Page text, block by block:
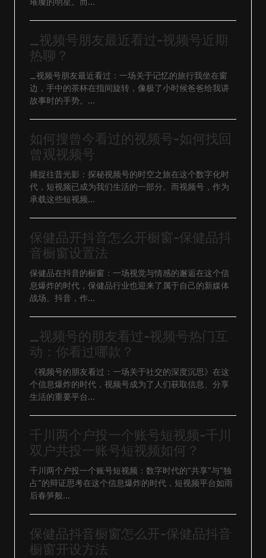
璀璨的明星。而...
_视频号朋友最近看过-视频号近期
热聊？
_视频号朋友最近看过：一场关于记忆的旅行我坐在窗
边，手中的茶杯在指间旋转，像极了小时候爸爸给我讲
故事时的手势。...
如何搜曾今看过的视频号-如何找回
曾观视频号
捕捉往昔光影：探秘视频号的时空之旅在这个数字化时
代，短视频已成为我们生活的一部分。而视频号，作为
承载这些短视频...
保健品开抖音怎么开橱窗-保健品抖
音橱窗设置法
保健品在抖音的橱窗：一场视觉与情感的邂逅在这个信
息爆炸的时代，保健品行业也迎来了属于自己的新媒体
战场。抖音，作...
_视频号的朋友看过-视频号热门互
动：你看过哪款？
《视频号的朋友看过：一场关于社交的深度沉思》在这
个信息爆炸的时代，视频号成为了人们获取信息、分享
生活的重要平台...
千川两个户投一个账号短视频-千川
双户共投一账号短视频如何？
千川两个户投一个账号短视频：数字时代的“共享”与“独
占”的辩证思考在这个信息爆炸的时代，短视频平台如雨
后春笋般...
保健品抖音橱窗怎么开-保健品抖音
橱窗开设方法